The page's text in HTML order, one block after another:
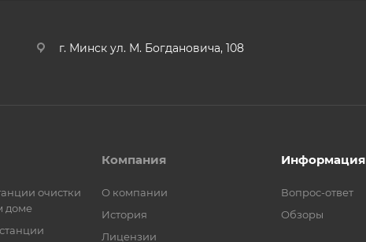
г. Минск ул. М. Богдановича, 108
очистки
доме
Компания
О компании
История
Лицензии
Информация
Вопрос-ответ
Обзоры